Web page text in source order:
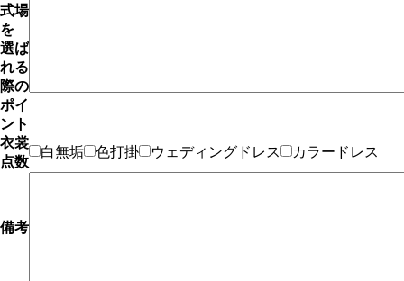
式場
を
選ば
れる
際の
ポイ
ント
衣裳
点数
白無垢 色打掛 ウェディングドレス カラードレス
備考